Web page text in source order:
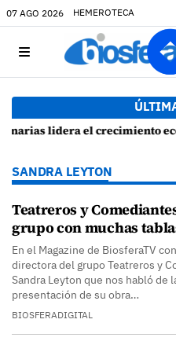
07 AGO 2026 HEMEROTECA
y consolida su recuperación con un empleo en máximos
SANDRA LEYTON
Teatreros y
grupo con muchas
En el Magazine de BiosferaTV
directora del grupo Teatreros y
Sandra Leyton que nos habló de
presentación de su obra…
BIOSFERADIGITAL